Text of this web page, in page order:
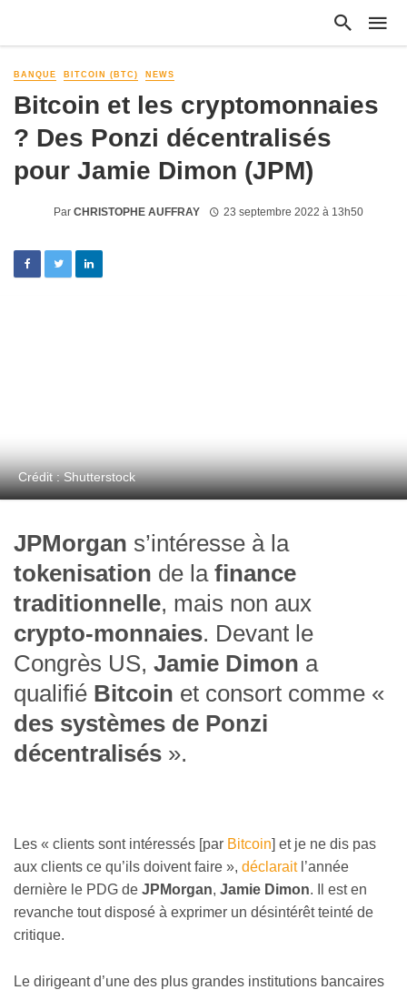
BANQUE BITCOIN (BTC) NEWS
Bitcoin et les cryptomonnaies
? Des Ponzi décentralisés
pour Jamie Dimon (JPM)
Par CHRISTOPHE AUFFRAY 23 septembre 2022 à 13h50
Crédit : Shutterstock
JPMorgan s’intéresse à la
tokenisation de la finance
traditionnelle, mais non aux
crypto-monnaies. Devant le
Congrès US, Jamie Dimon a
qualifié Bitcoin et consort comme «
des systèmes de Ponzi
décentralisés ».
Les « clients sont intéressés [par Bitcoin] et je ne dis pas
aux clients ce qu’ils doivent faire », déclaraitl’année
dernière le PDG de JPMorgan, Jamie Dimon. Il est en
revanche tout disposé à exprimer un désintérêt teinté de
critique.
Le dirigeant d’une des plus grandes institutions bancaires